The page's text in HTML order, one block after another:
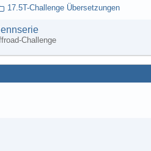
17.5T-Challenge Übersetzungen
Challenge